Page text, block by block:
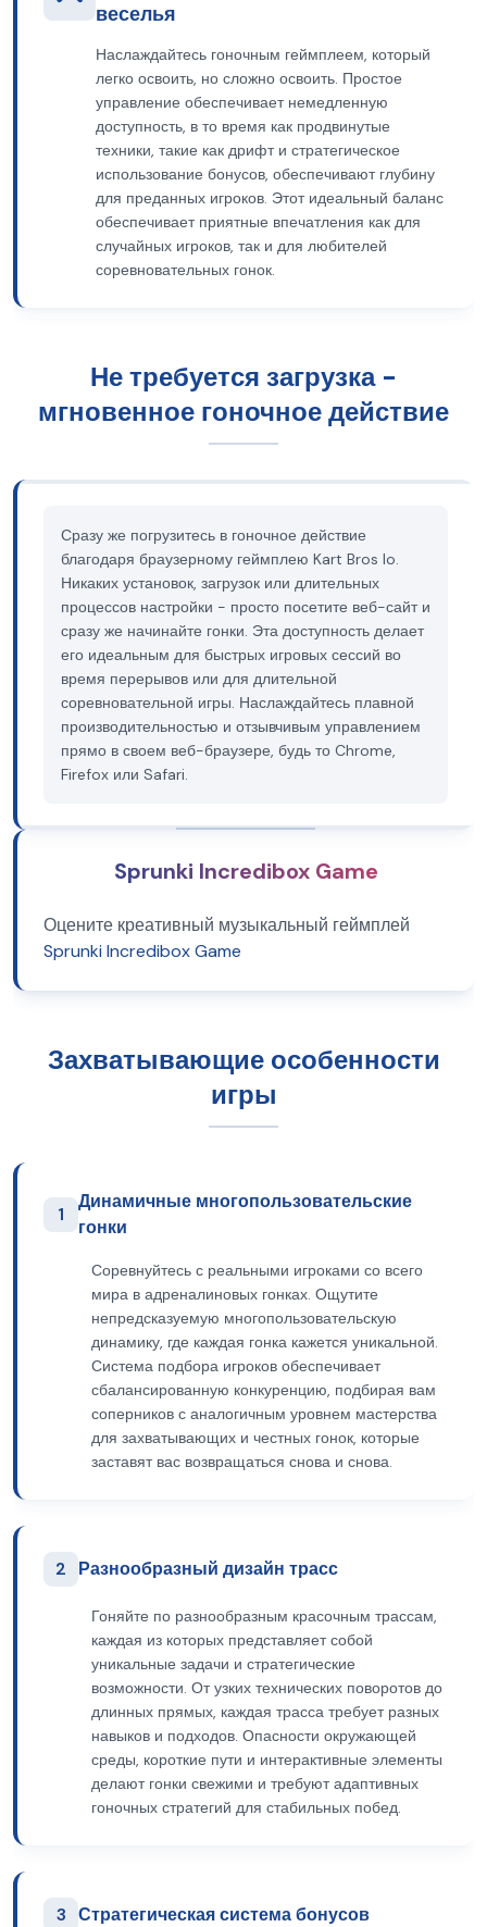
веселья
Наслаждайтесь гоночным геймплеем, который
легко освоить, но сложно освоить. Простое
управление обеспечивает немедленную
доступность, в то время как продвинутые
техники, такие как дрифт и стратегическое
использование бонусов, обеспечивают глубину
для преданных игроков. Этот идеальный баланс
обеспечивает приятные впечатления как для
случайных игроков, так и для любителей
соревновательных гонок.
Не требуется загрузка -
мгновенное гоночное действие
Сразу же погрузитесь в гоночное действие
благодаря браузерному геймплею Kart Bros Io.
Никаких установок, загрузок или длительных
процессов настройки - просто посетите веб-сайт и
сразу же начинайте гонки. Эта доступность делает
его идеальным для быстрых игровых сессий во
время перерывов или для длительной
соревновательной игры. Наслаждайтесь плавной
производительностью и отзывчивым управлением
прямо в своем веб-браузере, будь то Chrome,
Firefox или Safari.
Sprunki Incredibox Game
Оцените креативный музыкальный геймплей
Sprunki Incredibox Game
Захватывающие особенности
игры
1
Динамичные многопользовательские
гонки
Соревнуйтесь с реальными игроками со всего
мира в адреналиновых гонках. Ощутите
непредсказуемую многопользовательскую
динамику, где каждая гонка кажется уникальной.
Система подбора игроков обеспечивает
сбалансированную конкуренцию, подбирая вам
соперников с аналогичным уровнем мастерства
для захватывающих и честных гонок, которые
заставят вас возвращаться снова и снова.
2 Разнообразный дизайн трасс
Гоняйте по разнообразным красочным трассам,
каждая из которых представляет собой
уникальные задачи и стратегические
возможности. От узких технических поворотов до
длинных прямых, каждая трасса требует разных
навыков и подходов. Опасности окружающей
среды, короткие пути и интерактивные элементы
делают гонки свежими и требуют адаптивных
гоночных стратегий для стабильных побед.
3 Стратегическая система бонусов